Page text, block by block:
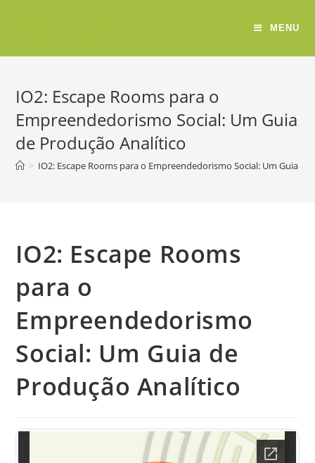
MENU
IO2: Escape Rooms para o
Empreendedorismo Social: Um Guia
de Produção Analítico
> IO2: Escape Rooms para o Empreendedorismo Social: Um Guia
IO2: Escape Rooms
para o
Empreendedorismo
Social: Um Guia de
Produção Analítico